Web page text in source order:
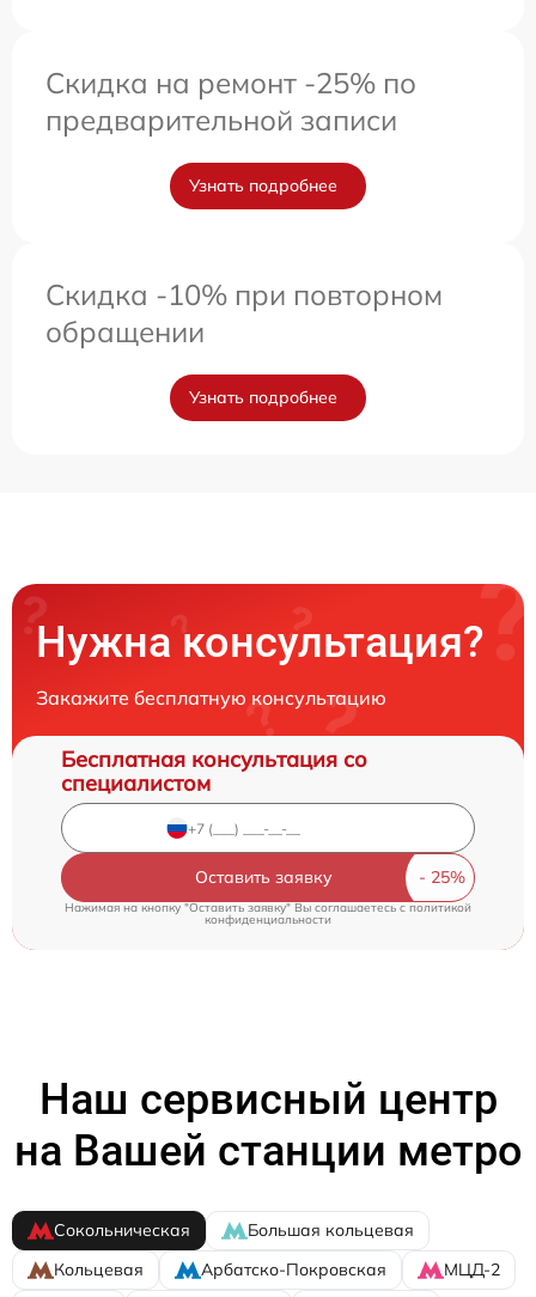
Скидка на ремонт -25% по
предварительной записи
Узнать подробнее
Скидка -10% при повторном
обращении
Узнать подробнее
Нужна консультация?
Закажите бесплатную консультацию
Бесплатная консультация со
специалистом
Оставить заявку
Нажимая на кнопку "Оставить заявку" Вы соглашаетесь cполитикой
конфиденциальности
Наш сервисный центр
на Вашей станции метро
Сокольническая
Большая кольцевая
Кольцевая
Арбатско-Покровская
МЦД-2